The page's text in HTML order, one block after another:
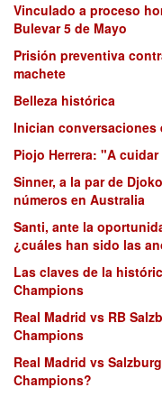
Vinculado a proceso
Bulevar 5 de Mayo
Prisión preventiva
machete
Belleza histórica
Inician conversaciones
Piojo Herrera: "A
Sinner, a la par de
números en Australia
Santi, ante la
¿cuáles han sido las
Las claves de la
Champions
Real Madrid vs RB
Champions
Real Madrid vs
Champions?